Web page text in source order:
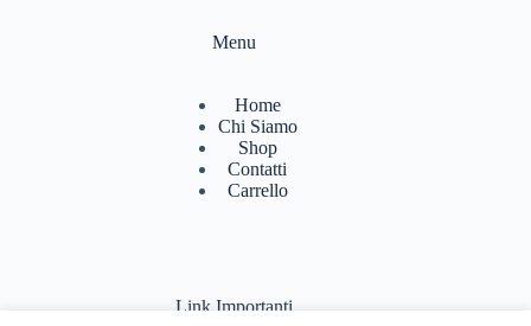
Menu
Home
Chi Siamo
Shop
Contatti
Carrello
Link Importanti